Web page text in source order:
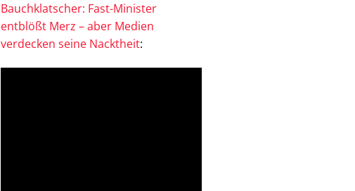
Bauchklatscher: Fast-Minister
entblößt Merz – aber Medien
verdecken seine Nacktheit: